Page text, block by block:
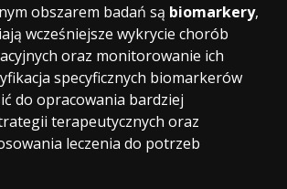
obszarem badań są biomarkery,
wcześniejsze wykrycie chorób
oraz monitorowanie ich
specyficznych biomarkerów
do opracowania bardziej
terapeutycznych oraz
leczenia do potrzeb